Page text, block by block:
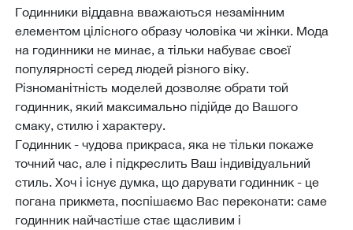
Годинники віддавна вважаються незамінним
елементом цілісного образу чоловіка чи жінки. Мода
на годинники не минає, а тільки набуває своєї
популярності серед людей різного віку.
Різноманітність моделей дозволяє обрати той
годинник, який максимально підійде до Вашого
смаку, стилю і характеру.
Годинник - чудова прикраса, яка не тільки покаже
точний час, але і підкреслить Ваш індивідуальний
стиль. Хоч і існує думка, що дарувати годинник - це
погана прикмета, поспішаємо Вас переконати: саме
годинник найчастіше стає щасливим і